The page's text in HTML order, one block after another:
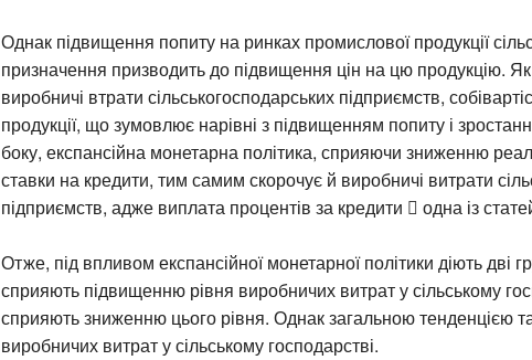
Однак підвищення попиту на ринках промислової продукції
призначення призводить до підвищення цін на цю продукцію. Як
виробничі втрати сільськогосподарських підприємств,
продукції, що зумовлює нарівні з підвищенням попиту і
боку, експансійна монетарна політика, сприяючи зниженню
ставки на кредити, тим самим скорочує й виробничі витрати
підприємств, адже виплата процентів за кредити  одна із
Отже, під впливом експансійної монетарної політики діють дві
сприяють підвищенню рівня виробничих витрат у сільському
сприяють зниженню цього рівня. Однак загальною тенденцією
виробничих витрат у сільському господарстві.